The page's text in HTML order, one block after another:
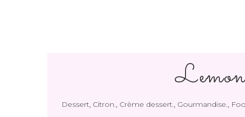
Dessert, Citron., Crème dessert., Gourmandise.,